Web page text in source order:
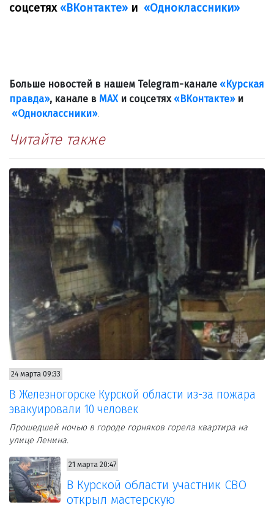
соцсетях «ВКонтакте» и «Одноклассники»
Больше новостей в нашем Telegram-канале «Курская
правда», канале в МАХи соцсетях «ВКонтакте»и
«Одноклассники».
Читайте также
24 марта 09:33
В Железногорске Курской области из-за пожара
эвакуировали 10 человек
Прошедшей ночью в городе горняков горела квартира на
улице Ленина.
21 марта 20:47
В Курской области участник СВО
открыл мастерскую